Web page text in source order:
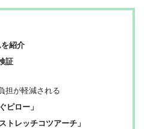
紹介
証
担が軽減される
ピロー」
トレッチコツアーチ」